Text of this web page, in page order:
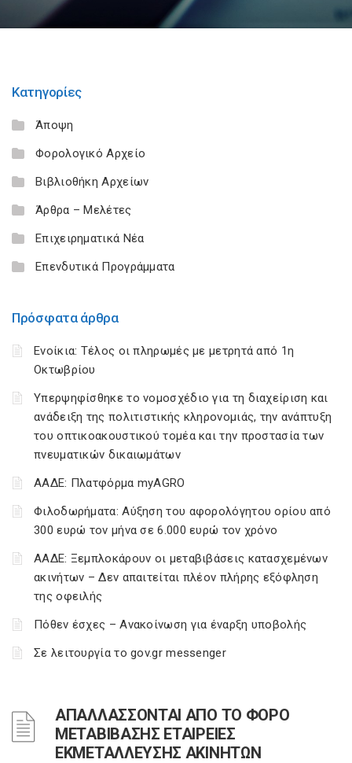
Κατηγορίες
Άποψη
Φορολογικό Αρχείο
Βιβλιοθήκη Αρχείων
Άρθρα – Μελέτες
Επιχειρηματικά Νέα
Επενδυτικά Προγράμματα
Πρόσφατα άρθρα
Ενοίκια: Τέλος οι πληρωμές με μετρητά από 1η
Οκτωβρίου
Υπερψηφίσθηκε το νομοσχέδιο για τη διαχείριση και
ανάδειξη της πολιτιστικής κληρονομιάς, την ανάπτυξη
του οπτικοακουστικού τομέα και την προστασία των
πνευματικών δικαιωμάτων
ΑΑΔΕ: Πλατφόρμα myAGRO
Φιλοδωρήματα: Αύξηση του αφορολόγητου ορίου από
300 ευρώ τον μήνα σε 6.000 ευρώ τον χρόνο
ΑΑΔΕ: Ξεμπλοκάρουν οι μεταβιβάσεις κατασχεμένων
ακινήτων – Δεν απαιτείται πλέον πλήρης εξόφληση
της οφειλής
Πόθεν έσχες – Ανακοίνωση για έναρξη υποβολής
Σε λειτουργία το gov.gr messenger
ΑΠΑΛΛΑΣΣΟΝΤΑΙ ΑΠΟ ΤΟ ΦΟΡΟ
ΜΕΤΑΒΙΒΑΣΗΣ ΕΤΑΙΡΕΙΕΣ
ΕΚΜΕΤΑΛΛΕΥΣΗΣ ΑΚΙΝΗΤΩΝ